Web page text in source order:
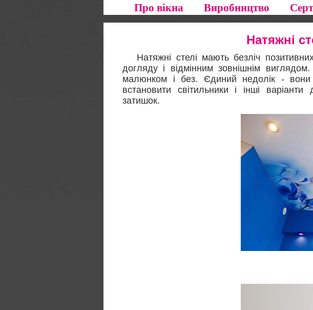
Про вікна
Виробництво
Натяжні
Натяжні стелі мають безліч
догляду і відмінним зовнішнім
малюнком і без. Єдиний недолік -
встановити світильники і інші
затишок.